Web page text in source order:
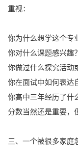
重视：
你为什么想学这个专
你对什么课题感兴趣？
你做过什么探究活动
你在面试中如何表达
你高中三年经历了什
分数当然还是重要，
三、一个被很多家庭